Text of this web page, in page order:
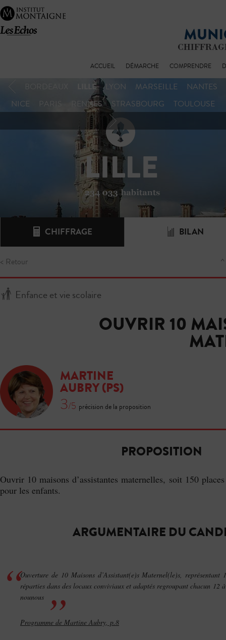
ACCUEIL DÉMARCHE COMPRENDRE
LILLE LYON MARSEILLE
NANTES
NICE
PARIS RENNES STRASBOURG TOULOUSE
CHIFFRAGE BILAN
< Retour
Enfance et vie scolaire
OUVRIR 10
MARTINE
AUBRY(PS)
3/5 précision de la proposition
PROPOSITION
Ouvrir 10 maisons d’assistantes maternelles, soit 150
pour les enfants.
ARGUMENTAIRE DU
Ouverture de 10 Maisons d’Assistant(e)s Maternel(le)s, représentant
réparties dans des locaux conviviaux et adaptés regroupant chacun 12
nounous
Programme de Martine Aubry, p.8